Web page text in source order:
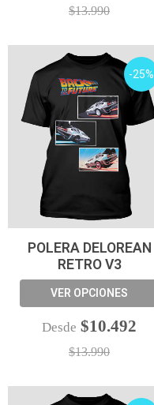
$13.990
-25%
POLERA DELOREAN
RETRO V3
VER OPCIONES
Desde $10.492
$13.990